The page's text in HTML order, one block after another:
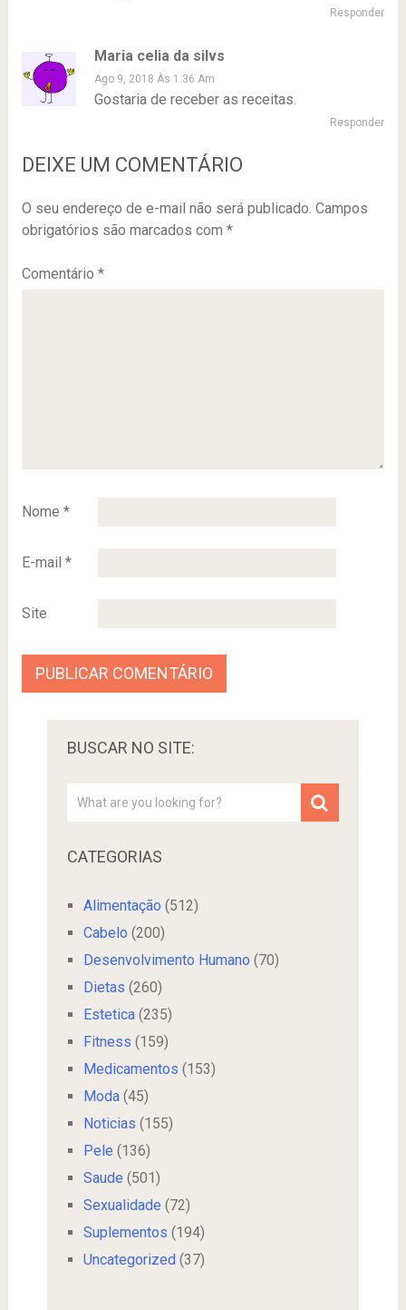
Responder
Maria celia da silvs
Ago 9, 2018 Às 1:36 Am
Gostaria de receber as receitas.
Responder
DEIXE UM COMENTÁRIO
O seu endereço de e-mail não será publicado. Campos
obrigatórios são marcados com *
Comentário *
Nome *
E-mail *
Site
BUSCAR NO SITE:
CATEGORIAS
Alimentação (512)
Cabelo (200)
Desenvolvimento Humano (70)
Dietas (260)
Estetica(235)
Fitness (159)
Medicamentos (153)
Moda(45)
Noticias (155)
Pele (136)
Saude (501)
Sexualidade (72)
Suplementos (194)
Uncategorized (37)